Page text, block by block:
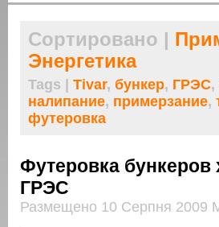
Сортировано |
Энергетика
Tags | Tivar, бункер, ГРЭС,
налипание, примерзание,
футеровка
Футеровка бункеров
ГРЭС
Размещено 10 Серпня 2009